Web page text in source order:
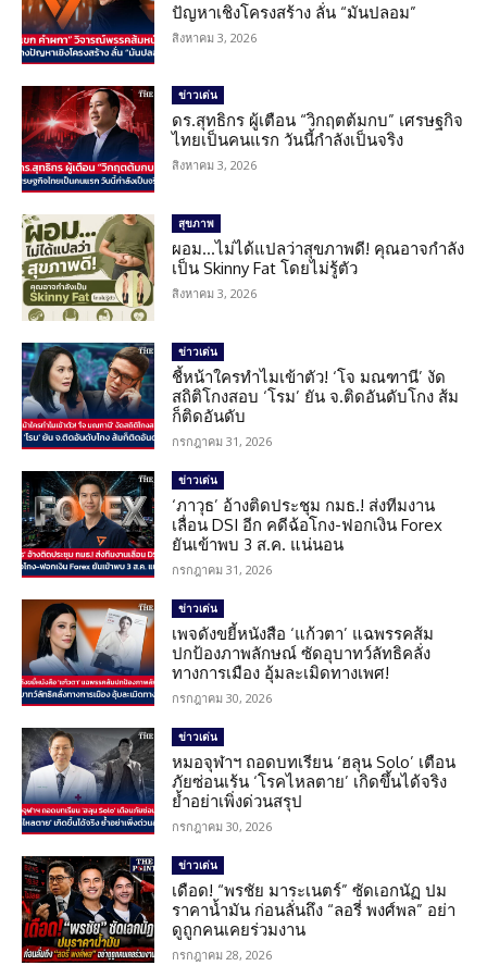
ปัญหาเชิงโครงสร้าง ลั่น “มันปลอม”
สิงหาคม 3, 2026
ข่าวเด่น
ดร.สุทธิกร ผู้เตือน “วิกฤตต้มกบ” เศรษฐกิจ
ไทยเป็นคนแรก วันนี้กำลังเป็นจริง
สิงหาคม 3, 2026
สุขภาพ
ผอม…ไม่ได้แปลว่าสุขภาพดี! คุณอาจกำลัง
เป็น Skinny Fat โดยไม่รู้ตัว
สิงหาคม 3, 2026
ข่าวเด่น
ชี้หน้าใครทำไมเข้าตัว! ‘โจ มณฑานี’ งัด
สถิติโกงสอบ ‘โรม’ ยัน จ.ติดอันดับโกง ส้ม
ก็ติดอันดับ
กรกฎาคม 31, 2026
ข่าวเด่น
‘ภาวุธ’ อ้างติดประชุม กมธ.! ส่งทีมงาน
เลื่อน DSI อีก คดีฉ้อโกง-ฟอกเงิน Forex
ยันเข้าพบ 3 ส.ค. แน่นอน
กรกฎาคม 31, 2026
ข่าวเด่น
เพจดังขยี้หนังสือ ‘แก้วตา’ แฉพรรคส้ม
ปกป้องภาพลักษณ์ ซัดอุบาทว์ลัทธิคลั่ง
ทางการเมือง อุ้มละเมิดทางเพศ!
กรกฎาคม 30, 2026
ข่าวเด่น
หมอจุฬาฯ ถอดบทเรียน ‘ฮลุน Solo’ เตือน
ภัยซ่อนเร้น ‘โรคไหลตาย’ เกิดขึ้นได้จริง
ย้ำอย่าเพิ่งด่วนสรุป
กรกฎาคม 30, 2026
ข่าวเด่น
เดือด! “พรชัย มาระเนตร์” ซัดเอกนัฏ ปม
ราคาน้ำมัน ก่อนลั่นถึง “ลอรี่ พงศ์พล” อย่า
ดูถูกคนเคยร่วมงาน
กรกฎาคม 28, 2026